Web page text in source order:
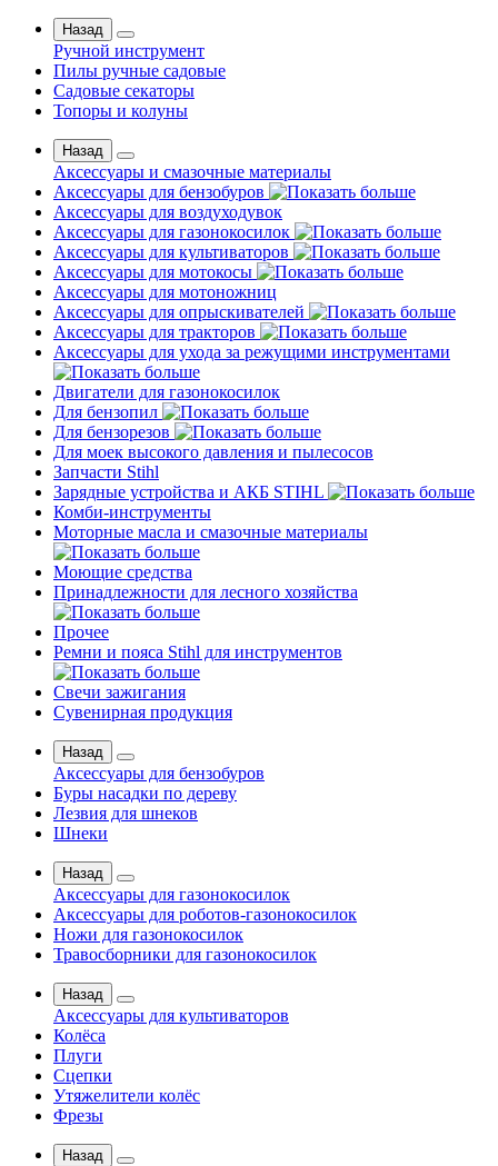
Назад
Ручной инструмент
Пилы ручные садовые
Садовые секаторы
Топоры и колуны
Назад
Аксессуары и смазочные материалы
Аксессуары для бензобуров
Аксессуары для воздуходувок
Аксессуары для газонокосилок
Аксессуары для культиваторов
Аксессуары для мотокосы
Аксессуары для мотоножниц
Аксессуары для опрыскивателей
Аксессуары для тракторов
Аксессуары для ухода за режущими инструментами
Двигатели для газонокосилок
Для бензопил
Для бензорезов
Для моек высокого давления и пылесосов
Запчасти Stihl
Зарядные устройства и АКБ STIHL
Комби-инструменты
Моторные масла и смазочные материалы
Моющие средства
Принадлежности для лесного хозяйства
Прочее
Ремни и пояса Stihl для инструментов
Свечи зажигания
Сувенирная продукция
Назад
Аксессуары для бензобуров
Буры насадки по дереву
Лезвия для шнеков
Шнеки
Назад
Аксессуары для газонокосилок
Аксессуары для роботов-газонокосилок
Ножи для газонокосилок
Травосборники для газонокосилок
Назад
Аксессуары для культиваторов
Колёса
Плуги
Сцепки
Утяжелители колёс
Фрезы
Назад